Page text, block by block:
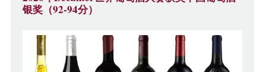
银奖（92-94分）